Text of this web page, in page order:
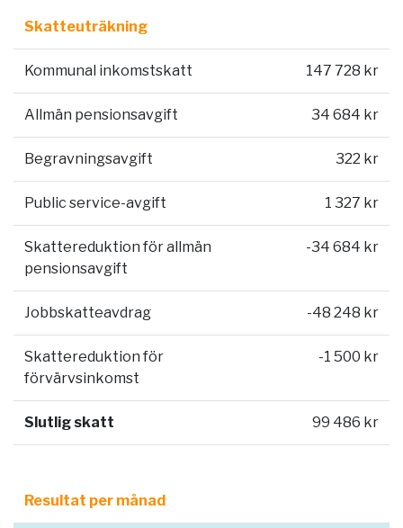
Skatteuträkning
Kommunal inkomstskatt 147 728 kr
Allmän pensionsavgift 34 684 kr
Begravningsavgift 322 kr
Public service-avgift 1 327 kr
Skattereduktion för allmän
pensionsavgift
-34 684 kr
Jobbskatteavdrag -48 248 kr
Skattereduktion för
förvärvsinkomst
-1 500 kr
Slutlig skatt 99 486 kr
Resultat per månad